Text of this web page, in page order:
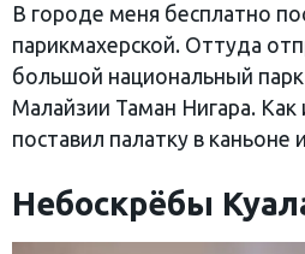
В городе меня бесплатно
парикмахерской. Оттуда
большой национальный
Малайзии Таман Нигара. Как
поставил палатку в каньоне
Небоскрёбы